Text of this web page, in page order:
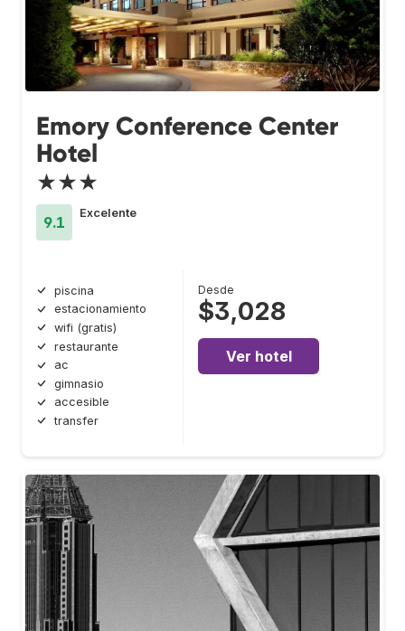
Emory Conference Center
Hotel
★★★
9.1
Excelente
piscina
estacionamiento
wifi (gratis)
restaurante
ac
gimnasio
accesible
transfer
Desde
$3,028
Ver hotel